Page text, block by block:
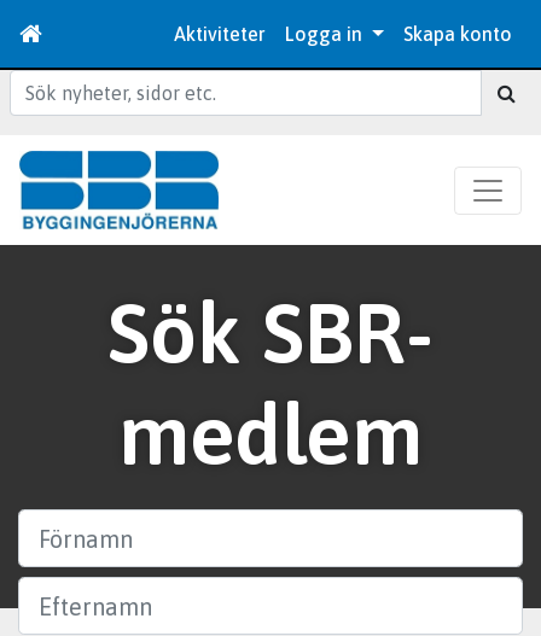
Aktiviteter Logga in Skapa konto
Sök
Sök SBR-
medlem